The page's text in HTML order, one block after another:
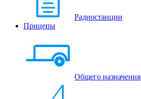
Радиостанции
Прицепы
Общего назначения